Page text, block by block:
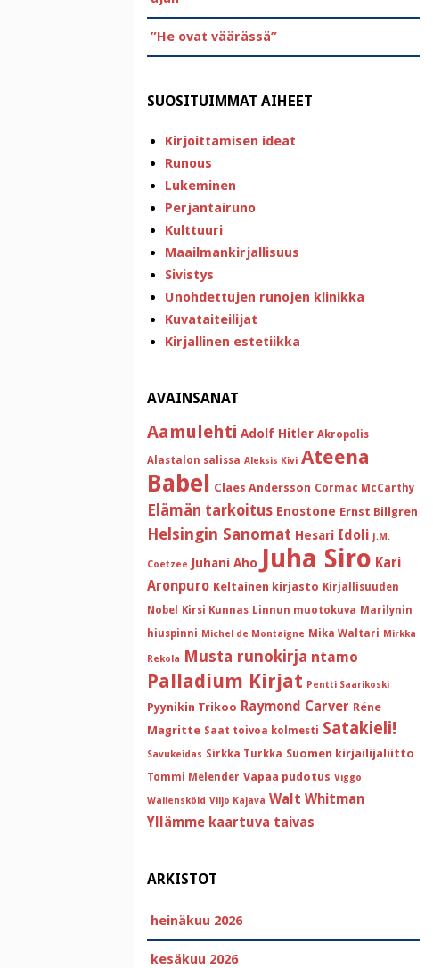
”He ovat väärässä”
SUOSITUIMMAT AIHEET
Kirjoittamisen ideat
Runous
Lukeminen
Perjantairuno
Kulttuuri
Maailmankirjallisuus
Sivistys
Unohdettujen runojen klinikka
Kuvataiteilijat
Kirjallinen estetiikka
AVAINSANAT
Aamulehti Adolf Hitler Akropolis
Alastalon salissa Aleksis Kivi Ateena
Babel Claes Andersson Cormac McCarthy
Elämän tarkoitus Enostone Ernst Billgren
Helsingin Sanomat Hesari Idoli J.M.
Coetzee Juhani Aho Juha Siro Kari
Aronpuro Keltainen kirjasto Kirjallisuuden
Nobel
Kirsi Kunnas Linnun muotokuva Marilynin
hiuspinni Michel de Montaigne Mika Waltari Mirkka
Rekola Musta runokirja ntamo
Palladium Kirjat Pentti Saarikoski
Pyynikin Trikoo Raymond Carver Réne
Magritte Saat toivoa kolmesti Satakieli!
Savukeidas Sirkka Turkka Suomen kirjailijaliitto
Tommi Melender Vapaa pudotus Viggo
Wallensköld Viljo Kajava Walt Whitman
Yllämme kaartuva taivas
ARKISTOT
heinäkuu 2026
kesäkuu 2026